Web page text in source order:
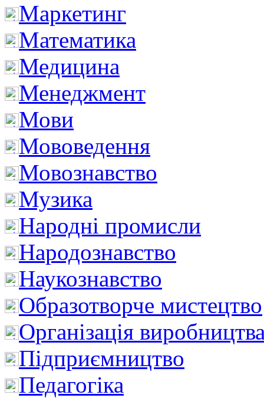
Маркетинг
Математика
Медицина
Менеджмент
Мови
Мововедення
Мовознавство
Музика
Народні промисли
Народознавство
Наукознавство
Образотворче мистецтво
Організація
Підприємництво
Педагогіка